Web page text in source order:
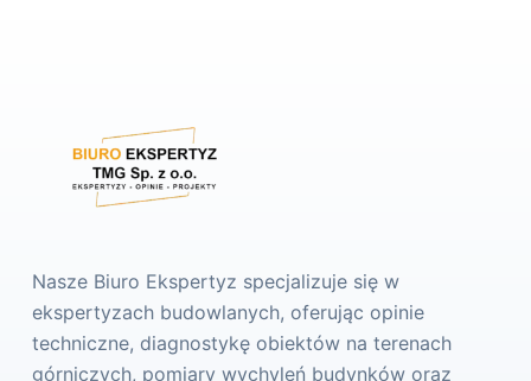
Nasze Biuro Ekspertyz specjalizuje się w
ekspertyzach budowlanych, oferując opinie
techniczne, diagnostykę obiektów na terenach
górniczych, pomiary wychyleń budynków oraz